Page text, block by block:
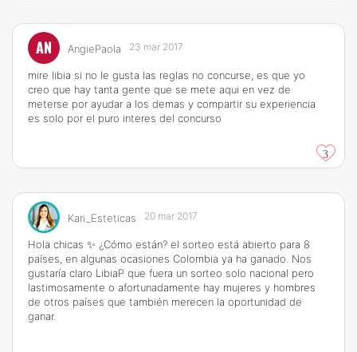
AN AngiePaola 23 mar 2017
mire libia si no le gusta las reglas no concurse, es que yo
creo que hay tanta gente que se mete aqui en vez de
meterse por ayudar a los demas y compartir su experiencia
es solo por el puro interes del concurso
3
Kari_Esteticas 20 mar 2017
Hola chicas ✨ ¿Cómo están? el sorteo está abierto para 8
países, en algunas ocasiones Colombia ya ha ganado. Nos
gustaría claro LibiaP que fuera un sorteo solo nacional pero
lastimosamente o afortunadamente hay mujeres y hombres
de otros países que también merecen la oportunidad de
ganar.